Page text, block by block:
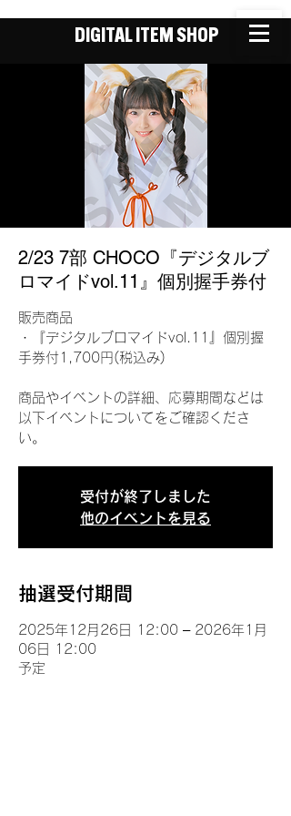
DIGITAL ITEM SHOP
2/23 7部 CHOCO『デジタルブ
ロマイドvol.11』個別握手券付
販売商品
・『デジタルブロマイドvol.11』個別握
手券付1,700円(税込み)
商品やイベントの詳細、応募期間などは
以下イベントについてをご確認くださ
い。
受付が終了しました
他のイベントを見る
抽選受付期間
2025年12月26日 12:00 – 2026年1月
06日 12:00
予定